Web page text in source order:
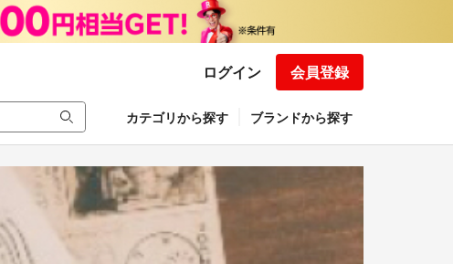
ログイン 会員登録
カテゴリから探す ブランドから探す